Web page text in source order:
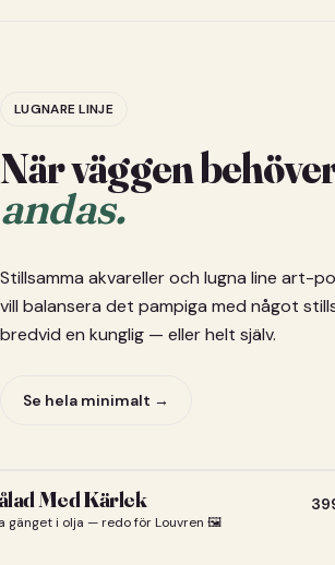
LUGNARE LINJE
När väggen
andas.
Stillsamma akvareller och lugna line art-
vill balansera det pampiga med något
bredvid en kunglig — eller helt själv.
Se hela minimalt →
Med Kärlek
gänget i olja — redo för Louvren 🖼️